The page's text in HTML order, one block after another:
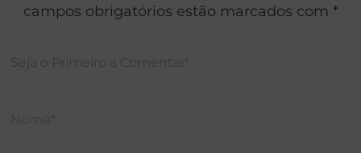
campos obrigatórios estão marcados com *